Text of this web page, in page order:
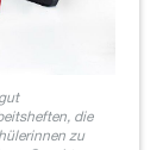
die
zu